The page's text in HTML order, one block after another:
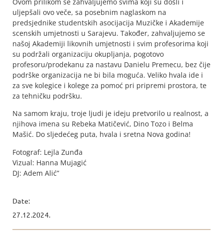
uljepšali ovo veče, sa posebnim naglaskom na
predsjednike studentskih asocijacija Muzičke i Akademije
scenskih umjetnosti u Sarajevu. Također, zahvaljujemo se
našoj Akademiji likovnih umjetnosti i svim profesorima koji
su podržali organizaciju okupljanja, pogotovo
profesoru/prodekanu za nastavu Danielu Premecu, bez čije
podrške organizacija ne bi bila moguća. Veliko hvala ide i
za sve kolegice i kolege za pomoć pri pripremi prostora, te
za tehničku podršku.
Na samom kraju, troje ljudi je ideju pretvorilo u realnost, a
njihova imena su Rebeka Matičević, Dino Tozo i Belma
Mašić. Do sljedećeg puta, hvala i sretna Nova godina!
Fotograf: Lejla Zunđa
Vizual: Hanna Mujagić
DJ: Adem Alić”
Date:
27.12.2024.